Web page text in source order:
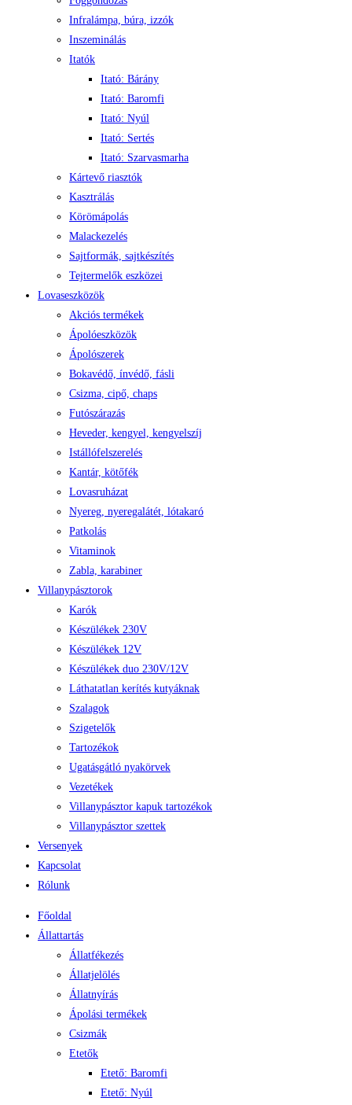
Infralámpa, búra, izzók
Inszeminálás
Itatók
Itató: Bárány
Itató: Baromfi
Itató: Nyúl
Itató: Sertés
Itató: Szarvasmarha
Kártevő riasztók
Kasztrálás
Körömápolás
Malackezelés
Sajtformák, sajtkészítés
Tejtermelők eszközei
Lovaseszközök
Akciós termékek
Ápolóeszközök
Ápolószerek
Bokavédő, ínvédő, fásli
Csizma, cipő, chaps
Futószárazás
Heveder, kengyel, kengyelszíj
Istállófelszerelés
Kantár, kötőfék
Lovasruházat
Nyereg, nyeregalátét, lótakaró
Patkolás
Vitaminok
Zabla, karabiner
Villanypásztorok
Karók
Készülékek 230V
Készülékek 12V
Készülékek duo 230V/12V
Láthatatlan kerítés kutyáknak
Szalagok
Szigetelők
Tartozékok
Ugatásgátló nyakörvek
Vezetékek
Villanypásztor kapuk tartozékok
Villanypásztor szettek
Versenyek
Kapcsolat
Rólunk
Főoldal
Állattartás
Állatfékezés
Állatjelölés
Állatnyírás
Ápolási termékek
Csizmák
Etetők
Etető: Baromfi
Etető: Nyúl